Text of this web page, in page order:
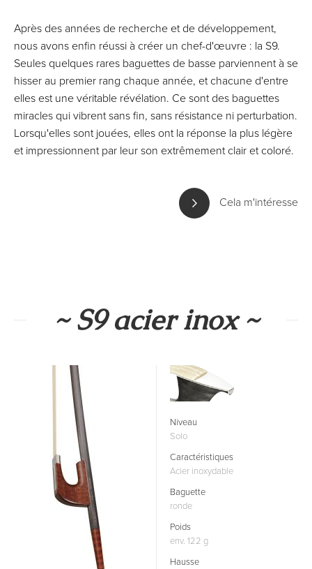
Après des années de recherche et de développement,
nous avons enfin réussi à créer un chef-d'œuvre : la S9.
Seules quelques rares baguettes de basse parviennent à se
hisser au premier rang chaque année, et chacune d'entre
elles est une véritable révélation. Ce sont des baguettes
miracles qui vibrent sans fin, sans résistance ni perturbation.
Lorsqu'elles sont jouées, elles ont la réponse la plus légère
et impressionnent par leur son extrêmement clair et coloré.
Cela m'intéresse
~ S9 acier inox ~
Niveau
Solo
Caractéristiques
Acier inoxydable
Baguette
ronde
Poids
env. 122 g
Hausse